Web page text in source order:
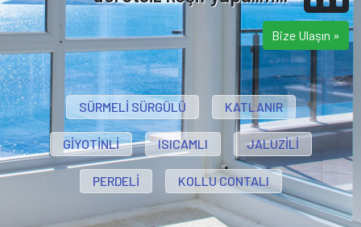
Bize Ulaşın »
SÜRMELİ SÜRGÜLÜ KATLANIR
GİYOTİNLİ ISICAMLI JALUZİLİ
PERDELİ KOLLU CONTALI